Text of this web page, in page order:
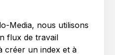
Media, nous utilisons
flux de travail
créer un index et à